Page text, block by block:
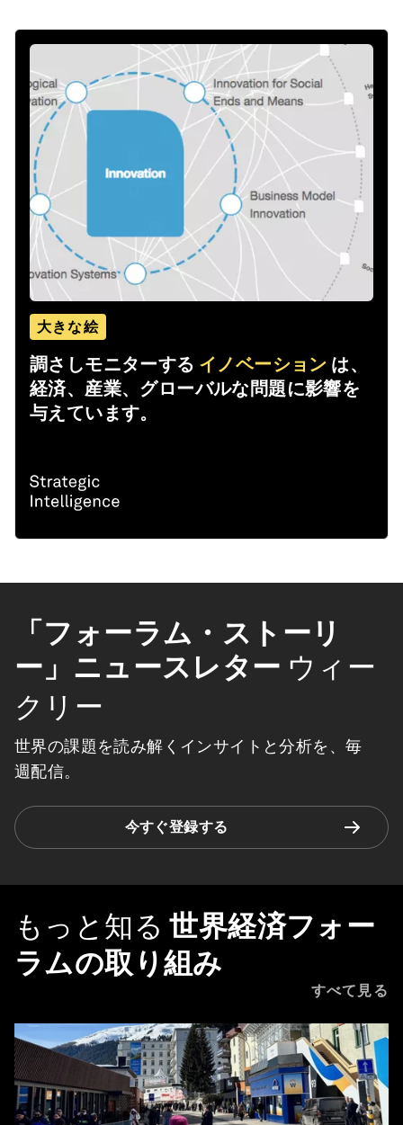
大きな絵
調さしモニターする イノベーション は、
経済、産業、グローバルな問題に影響を
与えています。
「フォーラム・ストーリ
ー」ニュースレター ウィー
クリー
世界の課題を読み解くインサイトと分析を、毎
週配信。
今すぐ登録する
もっと知る 世界経済フォー
ラムの取り組み
すべて見る